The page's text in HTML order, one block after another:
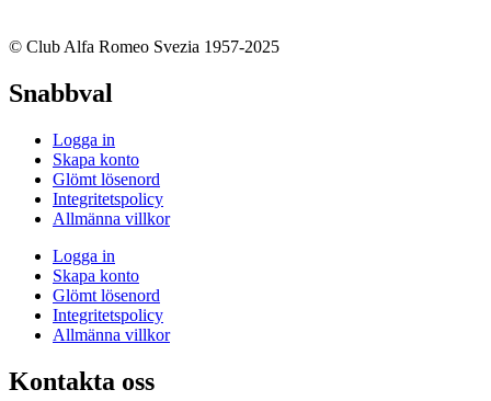
© Club Alfa Romeo Svezia 1957-2025
Snabbval
Logga in
Skapa konto
Glömt lösenord
Integritetspolicy
Allmänna villkor
Logga in
Skapa konto
Glömt lösenord
Integritetspolicy
Allmänna villkor
Kontakta oss